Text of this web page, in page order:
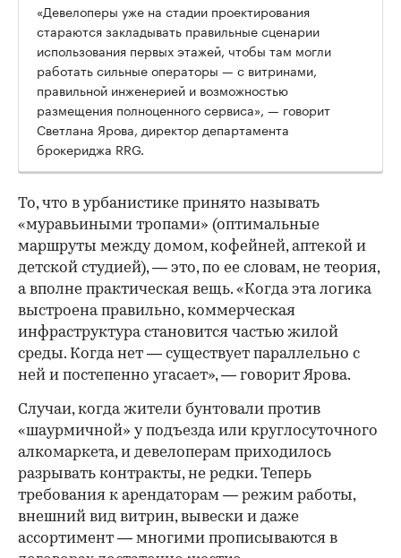
00:00
«Девелоперы уже на стадии проектирования
стараются закладывать правильные сценарии
использования первых этажей, чтобы там могли
работать сильные операторы — с витринами,
правильной инженерией и возможностью
размещения полноценного сервиса», — говорит
Светлана Ярова, директор департамента
брокериджа RRG.
То, что в урбанистике принято называть
«муравьиными тропами» (оптимальные
маршруты между домом, кофейней, аптекой и
детской студией), — это, по ее словам, не теория,
а вполне практическая вещь. «Когда эта логика
выстроена правильно, коммерческая
инфраструктура становится частью жилой
среды. Когда нет — существует параллельно с
ней и постепенно угасает», — говорит Ярова.
Случаи, когда жители бунтовали против
«шаурмичной» у подъезда или круглосуточного
алкомаркета, и девелоперам приходилось
разрывать контракты, не редки. Теперь
требования к арендаторам — режим работы,
внешний вид витрин, вывески и даже
ассортимент — многими прописываются в